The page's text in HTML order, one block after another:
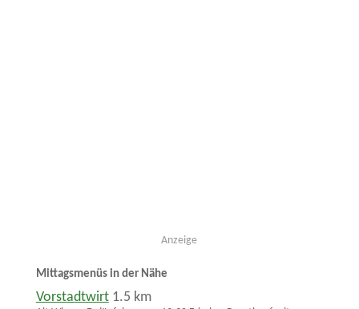
Anzeige
Mittagsmenüs in der Nähe
Vorstadtwirt 1.5 km